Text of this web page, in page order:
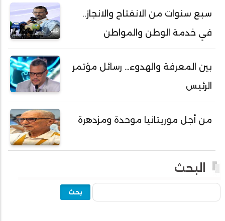
أحمد ولد داداه
أحمد ولد علال
أحمد ولد محمد ديدي
أحمد ولد نافع
أحمد ولد يحيى
أحمدا كلي
أحمدسالم ولد العربي
أحمدو ولد أحمد رمظان
سبع سنوات من الانفتاح والانجاز..
في خدمة الوطن والمواطن
بين المعرفة والهدوء… رسائل مؤتمر
الرئيس
من أجل موريتانيا موحدة ومزدهرة
البحث
بحث